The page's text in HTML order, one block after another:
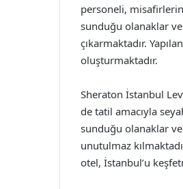
personeli,
sunduğu olanaklar
çıkarmaktadır.
oluşturmaktadır.
Sheraton İstanbul
de tatil amacıyla
sunduğu olanaklar
unutulmaz
otel, İstanbul’u